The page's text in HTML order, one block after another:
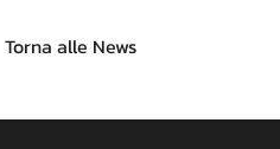
Torna alle News